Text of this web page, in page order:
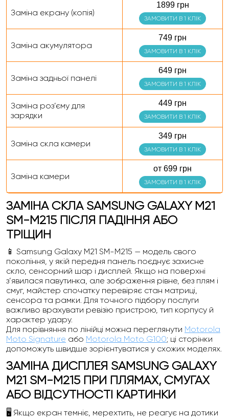
Заміна екрану (копія)
1899 грн
ЗАМОВИТИ В 1 КЛІК
Заміна акумулятора
749 грн
ЗАМОВИТИ В 1 КЛІК
Заміна задньої панелі
649 грн
ЗАМОВИТИ В 1 КЛІК
Заміна роз’єму для
зарядки
449 грн
ЗАМОВИТИ В 1 КЛІК
Заміна скла камери
349 грн
ЗАМОВИТИ В 1 КЛІК
Заміна камери
от 699 грн
ЗАМОВИТИ В 1 КЛІК
ЗАМІНА СКЛА SAMSUNG GALAXY M21
SM-M215 ПІСЛЯ ПАДІННЯ АБО
ТРІЩИН
📱 Samsung Galaxy M21 SM-M215 — модель свого
покоління, у якій передня панель поєднує захисне
скло, сенсорний шар і дисплей. Якщо на поверхні
з’явилася павутинка, але зображення рівне, без плям і
смуг, майстер спочатку перевіряє стан матриці,
сенсора та рамки. Для точного підбору послуги
важливо врахувати ревізію пристрою, тип корпусу й
характер удару.
Для порівняння по лінійці можна переглянути Motorola
Moto Signature або Motorola Moto G100; ці сторінки
допоможуть швидше зорієнтуватися у схожих моделях.
ЗАМІНА ДИСПЛЕЯ SAMSUNG GALAXY
M21 SM-M215 ПРИ ПЛЯМАХ, СМУГАХ
АБО ВІДСУТНОСТІ КАРТИНКИ
🖥️ Якщо екран темніє, мерехтить, не реагує на дотики